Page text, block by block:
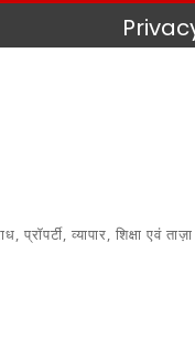
व्यापार, शिक्षा एवं